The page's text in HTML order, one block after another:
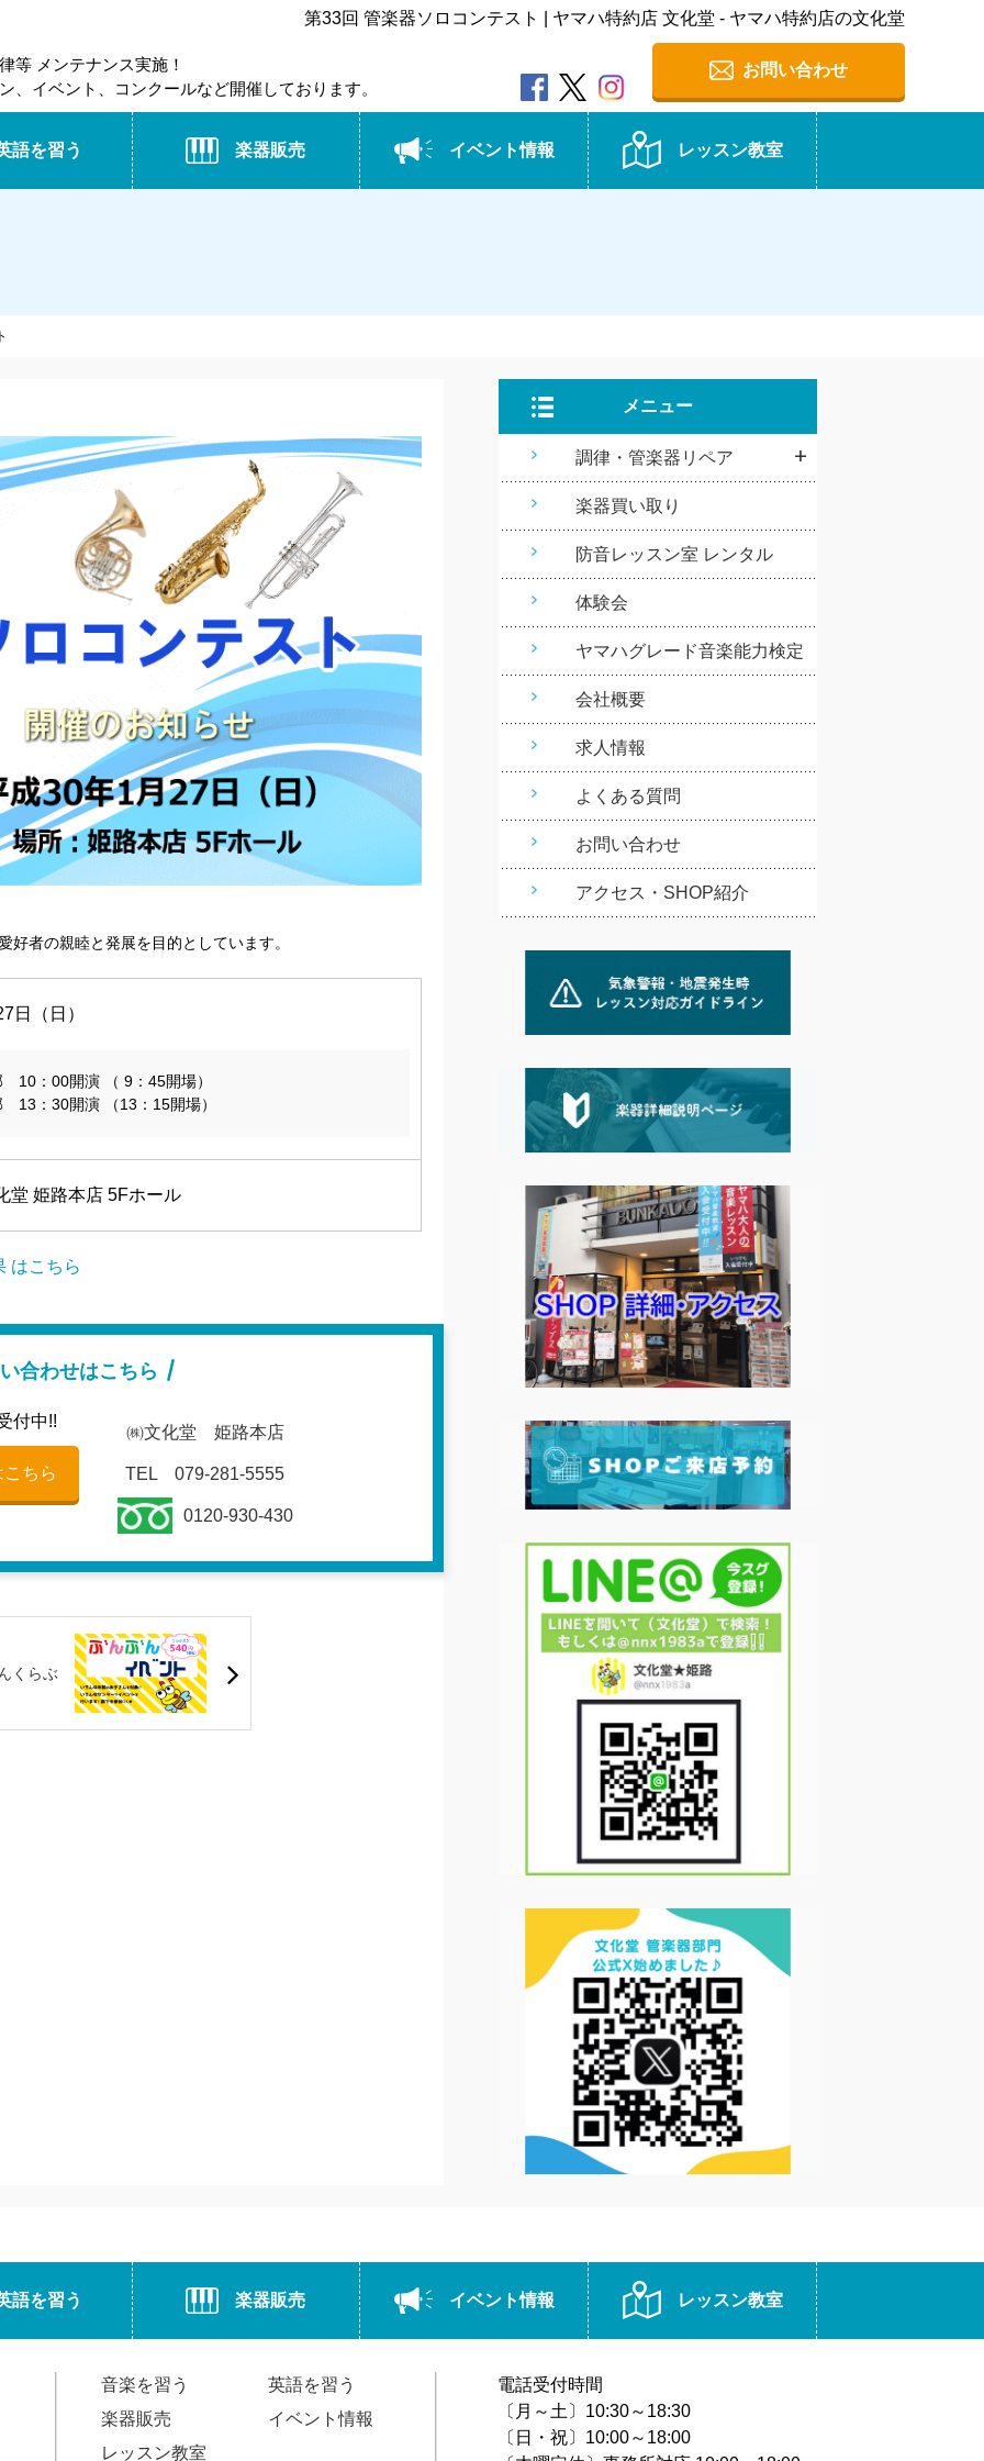
第33回 管楽器ソロコンテスト | ヤマハ特約店 文化堂 - ヤマハ特約店の文化堂
等 メンテナンス実施！
、イベント、コンクールなど開催しております。
お問い合わせ
語を習う 楽器販売 イベント情報 レッスン教室
者の親睦と発展を目的としています。
日（日）
10：00開演 （ 9：45開場）
13：30開演 （13：15開場）
堂 姫路本店 5Fホール
はこちら
合わせはこちら
付中!!
ちら
㈱文化堂 姫路本店
TEL 079-281-5555
0120-930-430
くらぶ
メニュー
調律・管楽器リペア
楽器買い取り
防音レッスン室 レンタル
体験会
ヤマハグレード音楽能力検定
会社概要
求人情報
よくある質問
お問い合わせ
アクセス・SHOP紹介
語を習う 楽器販売 イベント情報 レッスン教室
音楽を習う
英語を習う
楽器販売
イベント情報
レッスン教室
電話受付時間
〔月～土〕10:30～18:30
〔日・祝〕10:00～18:00